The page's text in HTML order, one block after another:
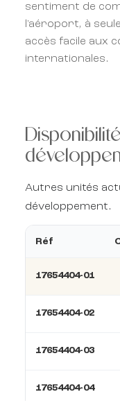
sentiment de
l'aéroport, à
accès facile aux
internationales.
Autres unités
développement.
Réf
17654404-01
17654404-02
17654404-03
17654404-04